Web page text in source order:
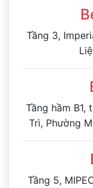
Tầng 3,
Tầng hầm B1,
Trì, Phường
Tầng 5,